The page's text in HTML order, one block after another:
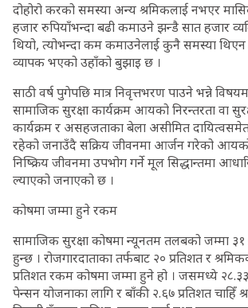
दोहोरो करको समस्या अन्य श्रमिकलाई नभएर
हजार रुपियाँभन्दा बढी कमाउने झन्डै सात हजार
थियो, त्योभन्दा कम कमाउनेलाई कुनै समस्या
व्यापक भएको उहाँको बुझाइ छ ।
साठी वर्ष पुगेपछि मात्र निवृत्तभरण पाउने भन्ने
सामाजिक सुरक्षा कार्यक्रम आयको निरन्तरता वा
कार्यक्रम र असहजताका बेला असीमित दायित्वसमेत
रहेको जनाउँदै सक्रिय जीवनमा आर्जन गरेको आयको
निष्क्रिय जीवनमा उपभोग गर्ने मूल सिद्धान्तमा
ल्याएको जनाएको छ ।
कोषमा जम्मा हुने रकम
सामाजिक सुरक्षा कोषमा न्यूनतम तलबको जम्मा
हुन्छ । रोजगारदाताका तर्फबाट २० प्रतिशत र
प्रतिशत रकम कोषमा जम्मा हुने हो । जसमध्ये
पेन्सन योजनाका लागि र बाँकी २.६७ प्रतिशत चाहिँ